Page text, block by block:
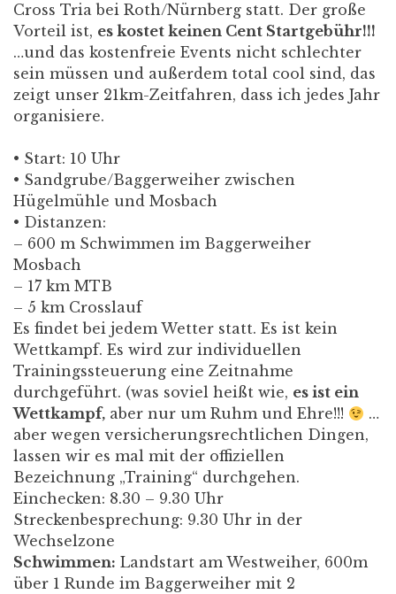
Cross Tria bei Roth/Nürnberg statt. Der große
Vorteil ist, es kostet keinen Cent Startgebühr!!!
…und das kostenfreie Events nicht schlechter
sein müssen und außerdem total cool sind, das
zeigt unser 21km-Zeitfahren, dass ich jedes Jahr
organisiere.
• Start: 10 Uhr
• Sandgrube/Baggerweiher zwischen
Hügelmühle und Mosbach
• Distanzen:
– 600 m Schwimmen im Baggerweiher
Mosbach
– 17 km MTB
– 5 km Crosslauf
Es findet bei jedem Wetter statt. Es ist kein
Wettkampf. Es wird zur individuellen
Trainingssteuerung eine Zeitnahme
durchgeführt. (was soviel heißt wie, es ist ein
Wettkampf, aber nur um Ruhm und Ehre!!!
…
aber wegen versicherungsrechtlichen Dingen,
lassen wir es mal mit der offiziellen
Bezeichnung „Training“ durchgehen.
Einchecken: 8.30 – 9.30 Uhr
Streckenbesprechung: 9.30 Uhr in der
Wechselzone
Schwimmen: Landstart am Westweiher, 600m
über 1 Runde im Baggerweiher mit 2